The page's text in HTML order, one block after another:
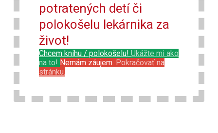
potratených detí či
polokošelu lekárnika za
život!
Chcem knihu / polokošelu! Ukážte mi ako
na to! Nemám záujem. Pokračovať na
stránku.